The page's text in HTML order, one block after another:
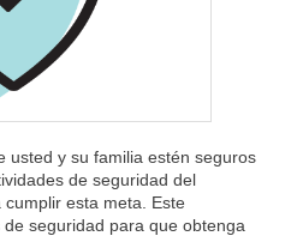
usted y su familia estén seguros
de seguridad del
esta meta. Este
seguridad para que obtenga